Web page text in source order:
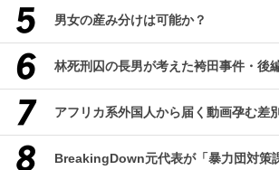
男女の産み分けは可能か？
林死刑囚の長男が考えた袴田事件・後
アフリカ系外国人から届く動画孕む差別
BreakingDown元代表が「暴力団対策